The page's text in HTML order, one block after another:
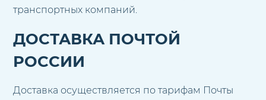
транспортных компаний.
ДОСТАВКА ПОЧТОЙ
РОССИИ
Доставка осуществляется по тарифам Почты